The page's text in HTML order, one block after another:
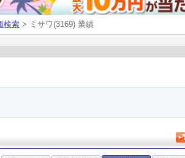
検索 > ミサワ(3169) 業績